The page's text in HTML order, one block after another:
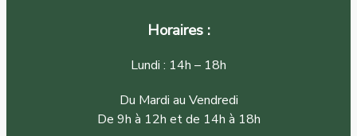
Horaires :
Lundi : 14h – 18h
Du Mardi au Vendredi
De 9h à 12h et de 14h à 18h